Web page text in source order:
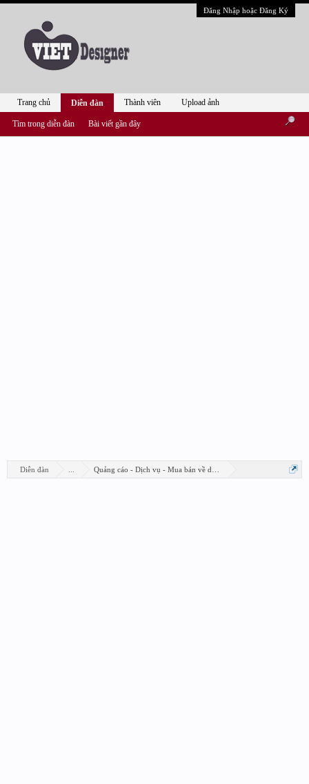
Đăng Nhập hoặc Đăng Ký
Diễn đàn Quảng cáo - Dịch vụ - Mua bán về design
Trang chủ Diễn đàn
Tìm trong diễn đàn Bài viết gần đây
Thành viên Upload ảnh